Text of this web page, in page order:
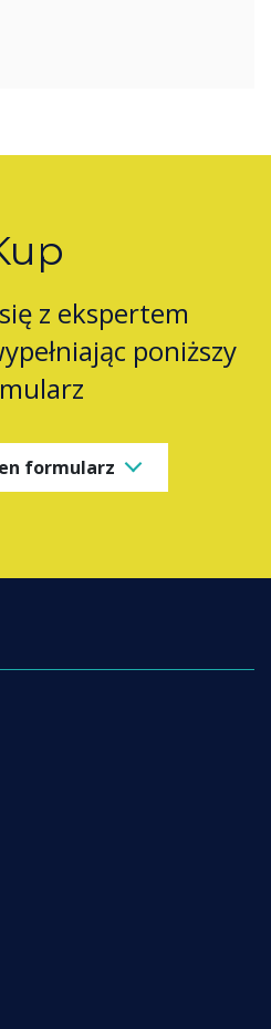
z ekspertem
poniższy
formularz